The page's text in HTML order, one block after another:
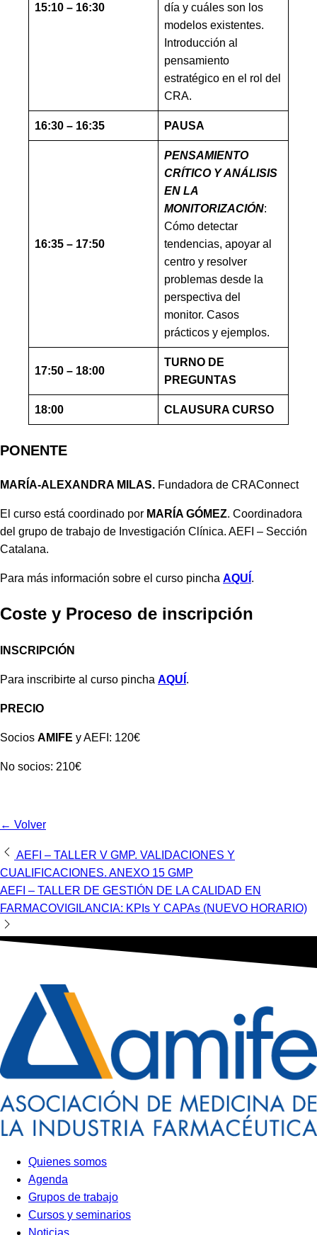
15:10 – 16:30
día y cuáles son los
modelos existentes.
Introducción al
pensamiento
estratégico en el rol del
CRA.
16:30 – 16:35 PAUSA
16:35 – 17:50
PENSAMIENTO
CRÍTICO Y ANÁLISIS
EN LA
MONITORIZACIÓN:
Cómo detectar
tendencias, apoyar al
centro y resolver
problemas desde la
perspectiva del
monitor. Casos
prácticos y ejemplos.
17:50 – 18:00
TURNO DE
PREGUNTAS
18:00 CLAUSURA CURSO
PONENTE
MARÍA-ALEXANDRA MILAS. Fundadora de CRAConnect
El curso está coordinado por MARÍA GÓMEZ. Coordinadora
del grupo de trabajo de Investigación Clínica. AEFI – Sección
Catalana.
Para más información sobre el curso pincha AQUÍ .
Coste y Proceso de inscripción
INSCRIPCIÓN
Para inscribirte al curso pincha AQUÍ .
PRECIO
Socios AMIFE y AEFI: 120€
No socios: 210€
← Volver
Navegación
de
entradas
AEFI – TALLER V GMP. VALIDACIONES Y
CUALIFICACIONES. ANEXO 15 GMP
AEFI – TALLER DE GESTIÓN DE LA CALIDAD EN
FARMACOVIGILANCIA: KPIs Y CAPAs (NUEVO HORARIO)
Quienes somos
Agenda
Grupos de trabajo
Cursos y seminarios